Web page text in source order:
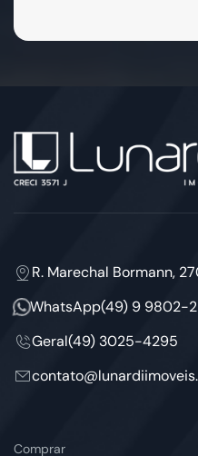
R. Marechal Bormann,
WhatsApp(49) 9 9802-
Geral(49) 3025-4295
Comprar